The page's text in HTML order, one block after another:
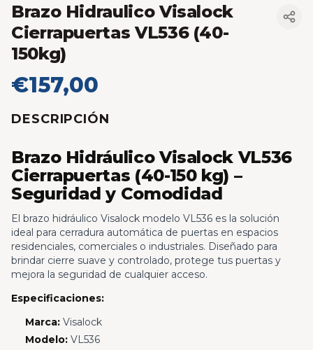
Brazo Hidraulico Visalock
Cierrapuertas VL536 (40-
150kg)
€157,00
DESCRIPCIÓN
Brazo Hidráulico Visalock VL536
Cierrapuertas (40-150 kg) –
Seguridad y Comodidad
El brazo hidráulico Visalock modelo VL536 es la solución
ideal para cerradura automática de puertas en espacios
residenciales, comerciales o industriales. Diseñado para
brindar cierre suave y controlado, protege tus puertas y
mejora la seguridad de cualquier acceso.
Especificaciones:
Marca:Visalock
Modelo:VL536